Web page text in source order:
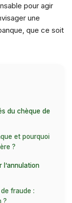
pour agir
une
que ce soit
du chèque de
et pourquoi
?
l’annulation
fraude :
?